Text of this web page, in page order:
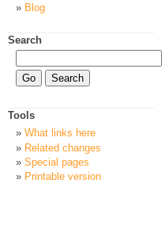
Blog
Search
Tools
What links here
Related changes
Special pages
Printable version